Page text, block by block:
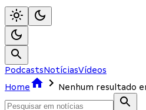
PodcastsNotíciasVídeos
Home
Nenhum resultado